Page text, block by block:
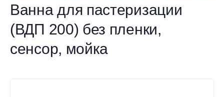
Ванна для пастеризации
(ВДП 200) без пленки,
сенсор, мойка